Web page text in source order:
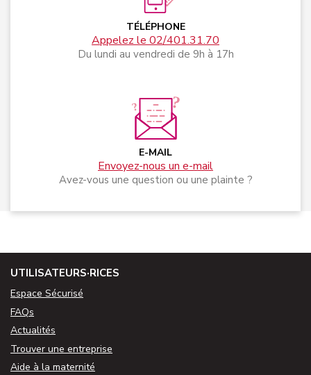
TÉLÉPHONE
Appelez le 02/401.31.70
Du lundi au vendredi de 9h à 17h
E-MAIL
Envoyez-nous un e-mail
Avez-vous une question ou une plainte ?
UTILISATEURS·RICES
Espace Sécurisé
FAQs
Actualités
Trouver une entreprise
Aide à la maternité